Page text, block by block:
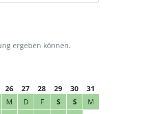
ergeben können.
26 27 28 29 30
31
M D F S S
M